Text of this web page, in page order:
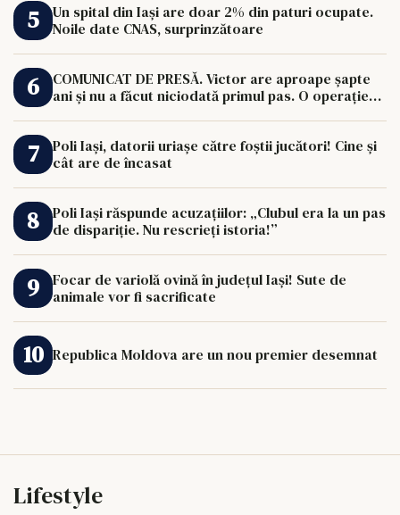
Un spital din Iași are doar 2% din paturi ocupate.
Noile date CNAS, surprinzătoare
COMUNICAT DE PRESĂ. Victor are aproape șapte
ani și nu a făcut niciodată primul pas. O operație
Poli Iași, datorii uriașe către foștii jucători! Cine și
cât are de încasat
Poli Iași răspunde acuzațiilor: „Clubul era la un pas
de dispariție. Nu rescrieți istoria!”
Focar de variolă ovină în județul Iași! Sute de
animale vor fi sacrificate
Republica Moldova are un nou premier desemnat
Lifestyle